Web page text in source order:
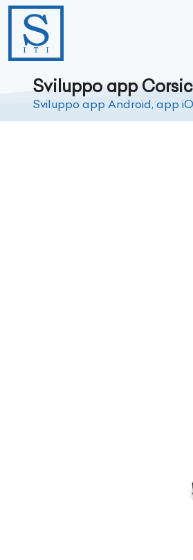
Sviluppo app
Sviluppo app Android, app